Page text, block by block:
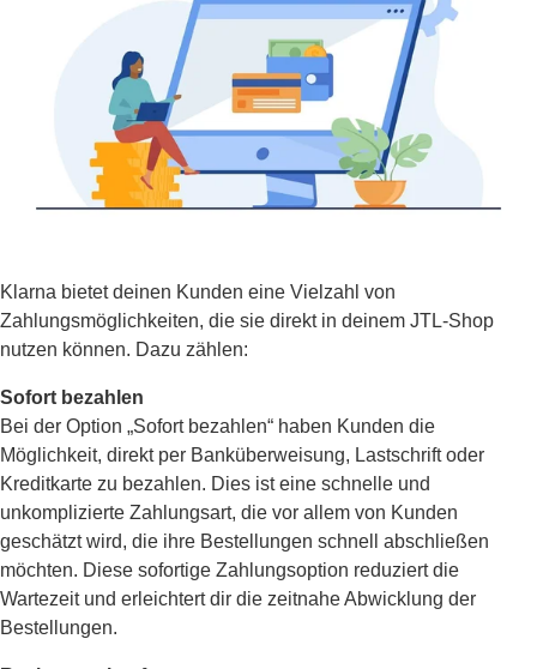
Klarna bietet deinen Kunden eine Vielzahl von
Zahlungsmöglichkeiten, die sie direkt in deinem JTL-Shop
nutzen können. Dazu zählen:
Sofort bezahlen
Bei der Option „Sofort bezahlen“ haben Kunden die
Möglichkeit, direkt per Banküberweisung, Lastschrift oder
Kreditkarte zu bezahlen. Dies ist eine schnelle und
unkomplizierte Zahlungsart, die vor allem von Kunden
geschätzt wird, die ihre Bestellungen schnell abschließen
möchten. Diese sofortige Zahlungsoption reduziert die
Wartezeit und erleichtert dir die zeitnahe Abwicklung der
Bestellungen.